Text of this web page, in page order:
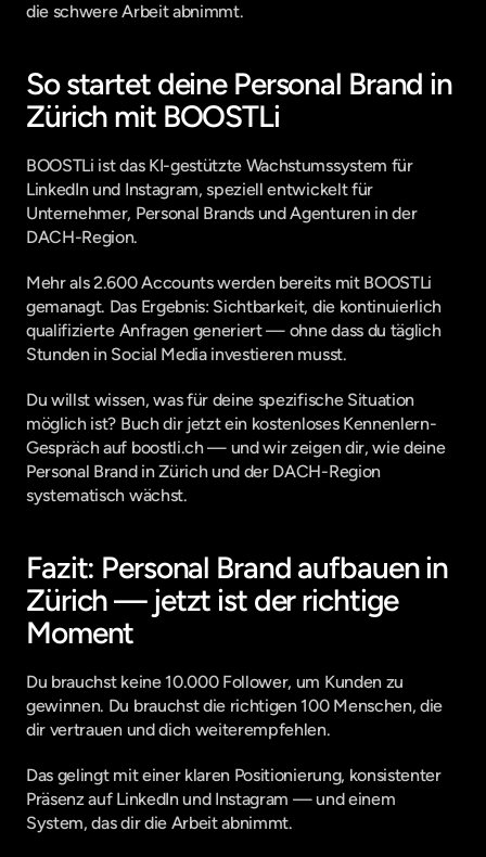
die schwere Arbeit abnimmt.
So startet deine Personal Brand in
Zürich mit BOOSTLi
BOOSTLi ist das KI-gestützte Wachstumssystem für
LinkedIn und Instagram, speziell entwickelt für
Unternehmer, Personal Brands und Agenturen in der
DACH-Region.
Mehr als 2.600 Accounts werden bereits mit BOOSTLi
gemanagt. Das Ergebnis: Sichtbarkeit, die kontinuierlich
qualifizierte Anfragen generiert — ohne dass du täglich
Stunden in Social Media investieren musst.
Du willst wissen, was für deine spezifische Situation
möglich ist? Buch dir jetzt ein kostenloses Kennenlern-
Gespräch auf boostli.ch — und wir zeigen dir, wie deine
Personal Brand in Zürich und der DACH-Region
systematisch wächst.
Fazit: Personal Brand aufbauen in
Zürich — jetzt ist der richtige
Moment
Du brauchst keine 10.000 Follower, um Kunden zu
gewinnen. Du brauchst die richtigen 100 Menschen, die
dir vertrauen und dich weiterempfehlen.
Das gelingt mit einer klaren Positionierung, konsistenter
Präsenz auf LinkedIn und Instagram — und einem
System, das dir die Arbeit abnimmt.